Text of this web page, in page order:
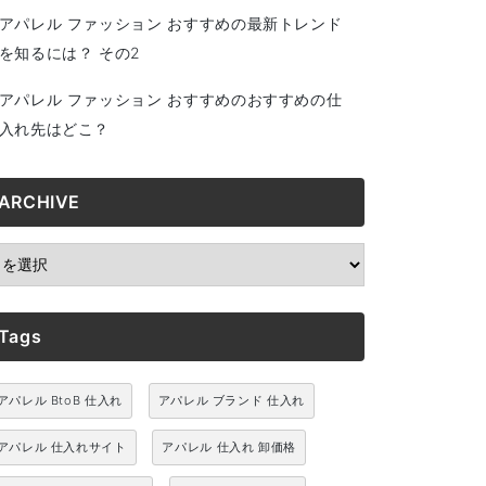
パレル ファッション おすすめの最新トレンド
知るには？ その2
パレル ファッション おすすめのおすすめの仕
れ先はどこ？
パレル BtoB 仕入れ アパレル ブランド 仕入れ
パレル 仕入れサイト アパレル 仕入れ 卸価格